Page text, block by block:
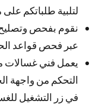
لتلبية طلباتكم على مدار
نقوم بفحص وتصليح
عبر فحص قواعد
يعمل فني
التحكم من واجهة
في زر التشغيل